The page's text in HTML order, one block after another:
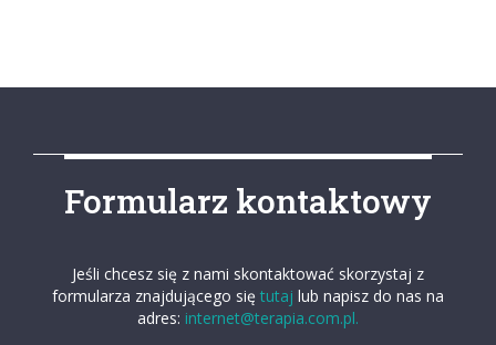
Formularz kontaktowy
Jeśli chcesz się z nami skontaktować skorzystaj z
formularza znajdującego się tutaj lub napisz do nas na
adres: internet@terapia.com.pl.